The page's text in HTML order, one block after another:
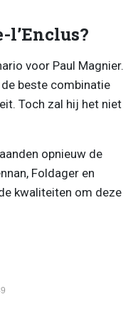
voor Paul Magnier.
beste combinatie
Toch zal hij het niet
opnieuw de
Foldager en
kwaliteiten om deze